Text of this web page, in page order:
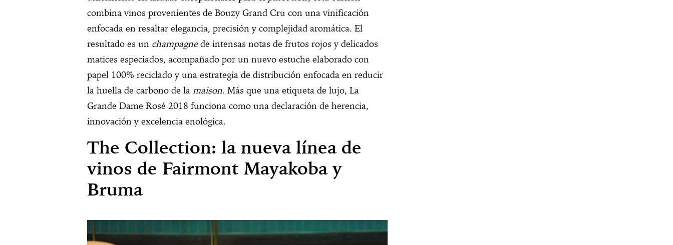
combina vinos provenientes de Bouzy Grand Cru con una vinificación
enfocada en resaltar elegancia, precisión y complejidad aromática. El
resultado es un champagnede intensas notas de frutos rojos y delicados
matices especiados, acompañado por un nuevo estuche elaborado con
papel 100% reciclado y una estrategia de distribución enfocada en reducir
la huella de carbono de la maison. Más que una etiqueta de lujo, La
Grande Dame Rosé 2018 funciona como una declaración de herencia,
innovación y excelencia enológica.
The Collection: la nueva línea de
vinos de Fairmont Mayakoba y
Bruma